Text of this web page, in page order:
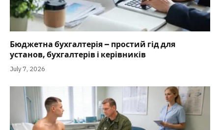
Бюджетна бухгалтерія – простий гід для
установ, бухгалтерів і керівників
July 7, 2026